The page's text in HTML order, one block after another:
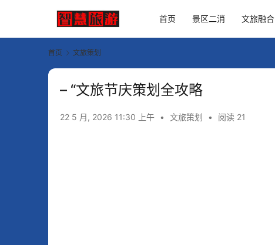
首页 景区二消 文旅融合
首页 文旅策划
– “文旅节庆策划全攻略
22 5 月, 2026 11:30 上午 • 文旅策划 • 阅读 21